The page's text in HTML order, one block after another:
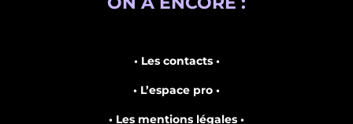
• Les contacts •
• L’espace pro •
• Les mentions légales •